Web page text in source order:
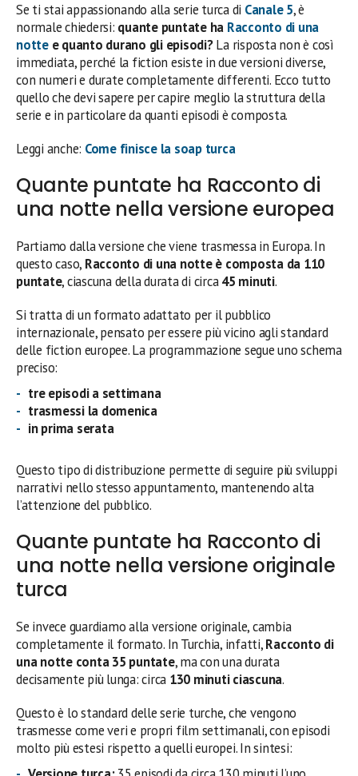
Se ti stai appassionando alla serie turca di Canale 5, è
normale chiedersi: quante puntate ha Racconto di una
nottee quanto durano gli episodi?La risposta non è così
immediata, perché la fiction esiste in due versioni diverse,
con numeri e durate completamente differenti. Ecco tutto
quello che devi sapere per capire meglio la struttura della
serie e in particolare da quanti episodi è composta.
Leggi anche: Come finisce la soap turca
Quante puntate ha Racconto di
una notte nella versione europea
Partiamo dalla versione che viene trasmessa in Europa. In
questo caso, Racconto di una notte è composta da 110
puntate, ciascuna della durata di circa45 minuti.
Si tratta di un formato adattato per il pubblico
internazionale, pensato per essere più vicino agli standard
delle fiction europee. La programmazione segue uno schema
preciso:
tre episodi a settimana
trasmessi la domenica
in prima serata
Questo tipo di distribuzione permette di seguire più sviluppi
narrativi nello stesso appuntamento, mantenendo alta
l’attenzione del pubblico.
Quante puntate ha Racconto di
una notte nella versione originale
turca
Se invece guardiamo alla versione originale, cambia
completamente il formato. In Turchia, infatti,Racconto di
una notte conta 35 puntate, ma con una durata
decisamente più lunga: circa 130 minuti ciascuna.
Questo è lo standard delle serie turche, che vengono
trasmesse come veri e propri film settimanali, con episodi
molto più estesi rispetto a quelli europei. In sintesi: